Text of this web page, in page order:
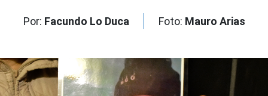
Por: Facundo Lo Duca Foto: Mauro Arias